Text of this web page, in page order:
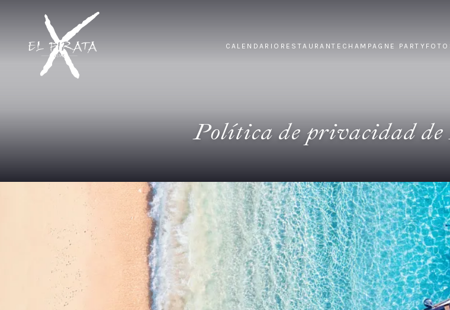
CALENDARIO RESTAURANTE CHAMPAGNE PARTY
Política de privacidad
Política de privacidad
Nuestro objetivo, es ser lo más transparentes posible con nuestros usuarios y
privacidad es importante para nosotros.
Mediante la lectura de la presente Política de Privacidad, el usuario queda
S.L. recaba, trata y protege los datos de carácter personal que le son facilitados
(en adelante, el sitio web) y aquellos otros datos que pueda facilitar en un futuro a